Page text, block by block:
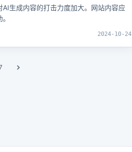
生成内容的打击力度加大。网站内容应
2024-10-24